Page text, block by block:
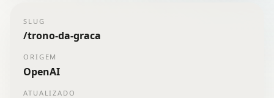
SLUG
/trono-da-graca
ORIGEM
OpenAI
ATUALIZADO